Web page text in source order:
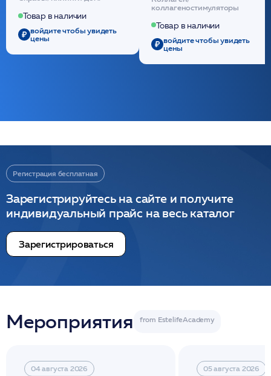
(30шт) /HP
Товар в наличии
войдите чтобы увидеть
цены
стерильный на основе
полидиоксанона
/ULTRACOL
коллагеностимуляторы
Товар в наличии
войдите чтобы увидеть
цены
Регистрация бесплатная
Зарегистрируйтесь на сайте и получите
индивидуальный прайс на весь каталог
Зарегистрироваться
Мероприятия
04 августа 2026 05 августа 2026